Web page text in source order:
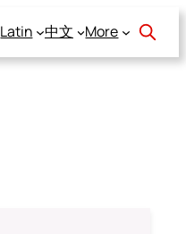
Latin 中文 More